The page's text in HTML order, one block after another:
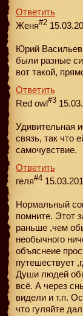
Ответить
Женя#2
Юрий
были разные
вот такой,
Ответить
Red owl#3
Удивительная
связь, так что
самочувствие.
Ответить
геля#4
Нормальный
помните. Этот
раньше ,чем
необычного
объяснеие
путешествует
Души людей
всё. А через
видели и т.п.
что гуляйте